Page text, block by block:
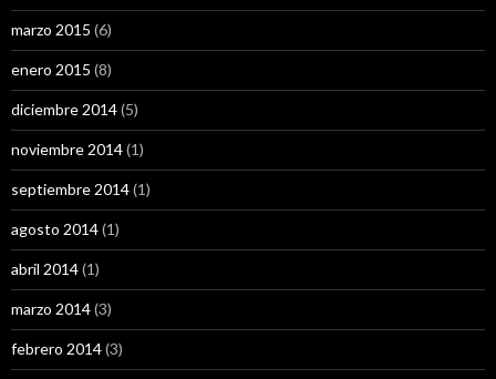
marzo 2015 (6)
enero 2015 (8)
diciembre 2014(5)
noviembre 2014(1)
septiembre 2014(1)
agosto 2014(1)
abril 2014(1)
marzo 2014(3)
febrero 2014(3)